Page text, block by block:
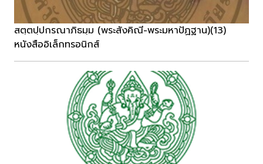
สตฺตปฺปกรณาภิธมฺม (พระสังคิณี-พระมหาปัฏฐาน)(13)
หนังสืออิเล็กทรอนิกส์